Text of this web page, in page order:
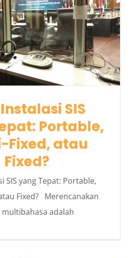
SIS
Portable,
Fixed, atau
Fixed?
SIS yang Tepat: Portable,
Fixed? Merencanakan
multibahasa adalah